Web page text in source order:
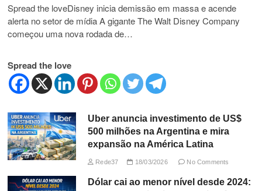
Spread the loveDisney inicia demissão em massa e acende
alerta no setor de mídia A gigante The Walt Disney Company
começou uma nova rodada de…
Spread the love
Uber anuncia investimento de US$
500 milhões na Argentina e mira
expansão na América Latina
Rede37 18/03/2026 No Comments
Dólar cai ao menor nível desde 2024: